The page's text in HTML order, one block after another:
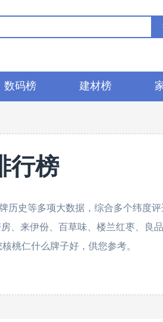
数码榜 建材榜
行榜
历史等多项大数据，综合多个纬度评
、来伊份、百草味、楼兰红枣、良
桃仁什么牌子好，供您参考。